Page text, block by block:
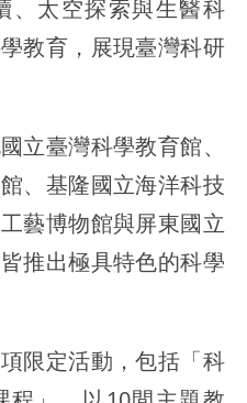
、太空探索與生醫科
教育，展現臺灣科研
立臺灣科學教育館、
、基隆國立海洋科技
藝博物館與屏東國立
推出極具特色的科學
限定活動，包括「科